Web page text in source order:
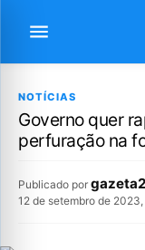
NOTÍCIAS
Governo quer
perfuração na
Publicado por
12 de setembro de 2023,